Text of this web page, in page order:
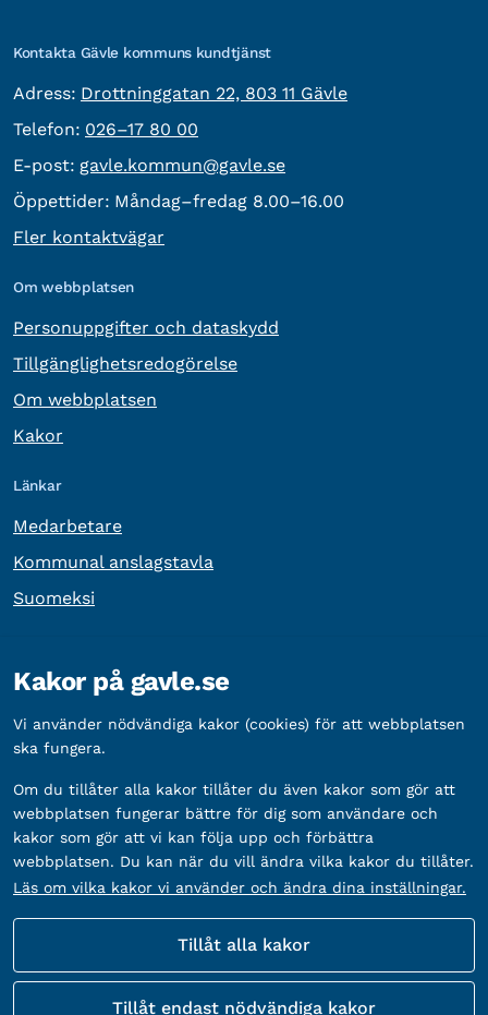
Kontakta Gävle kommuns kundtjänst
Adress: besöksadress:
Drottninggatan 22, 803 11 Gävle
Telefon: Telefon:
026–17 80 00
E-post: E-post:
gavle.kommun@gavle.se
Öppettider: Måndag–fredag 8.00–16.00
Fler kontaktvägar
Om webbplatsen
Personuppgifter och dataskydd
Tillgänglighetsredogörelse
Om webbplatsen
Kakor
Länkar
Medarbetare
Kommunal anslagstavla
Suomeksi
Organisationsnummer: 212000-2338
Bankgironummer: 5888-2333
Fler sätt att följa oss
Kakor på gavle.se
Vi använder nödvändiga kakor (cookies) för att webbplatsen
ska fungera.
Om du tillåter alla kakor tillåter du även kakor som gör att
webbplatsen fungerar bättre för dig som användare och
kakor som gör att vi kan följa upp och förbättra
webbplatsen. Du kan när du vill ändra vilka kakor du tillåter.
Läs om vilka kakor vi använder och ändra dina inställningar.
Tillåt alla kakor
Tillåt endast nödvändiga kakor